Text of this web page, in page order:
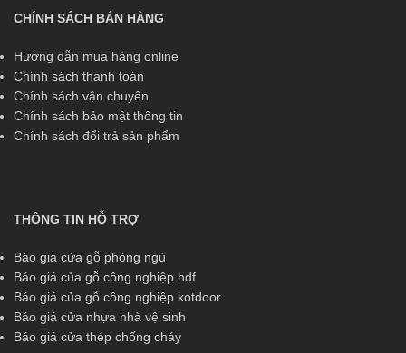
CHÍNH SÁCH BÁN HÀNG
Hướng dẫn mua hàng online
Chính sách thanh toán
Chính sách vận chuyển
Chính sách bảo mật thông tin
Chính sách đổi trả sản phẩm
THÔNG TIN HỖ TRỢ
Báo giá cửa gỗ phòng ngủ
Báo giá của gỗ công nghiệp hdf
Báo giá của gỗ công nghiệp kotdoor
Báo giá cửa nhựa nhà vệ sinh
Báo giá cửa thép chống cháy